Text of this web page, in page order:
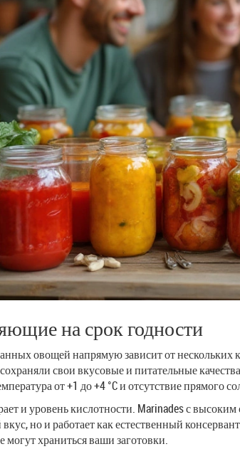
на срок годности
овощей напрямую зависит от
сохраняли свои вкусовые и питательные
от +1 до +4 °C и отсутствие прямого
и уровень кислотности. Marinades с
но и работает как естественный
могут храниться ваши заготовки.